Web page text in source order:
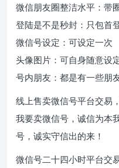
微信朋友圈整洁水平：带
登陆是不是秒封：只包首
微信号设定：可设定一次
头像图片：可自身随意设
号内朋友：都是有一些朋
线上售卖微信号平台交易
我要卖微信号，诚信为本
号，诚实守信出的来！
微信号二十四小时平台交